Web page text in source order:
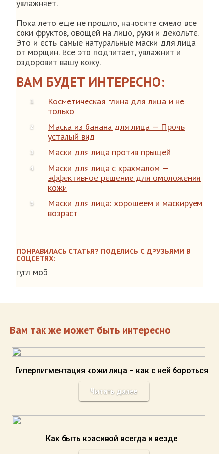
увлажняет.
Пока лето еще не прошло, наносите смело все
соки фруктов, овощей на лицо, руки и декольте.
Это и есть самые натуральные маски для лица
от морщин. Все это подпитает, увлажнит и
оздоровит вашу кожу.
ВАМ БУДЕТ ИНТЕРЕСНО:
Косметическая глина для лица и не
только
Маска из банана для лица — Прочь
усталый вид
Маски для лица против прыщей
Маски для лица с крахмалом —
эффективное решение для омоложения
кожи
Маски для лица: хорошеем и маскируем
возраст
ПОНРАВИЛАСЬ СТАТЬЯ? ПОДЕЛИСЬ С ДРУЗЬЯМИ В
СОЦСЕТЯХ:
гугл моб
Вам так же может быть интересно
Гиперпигментация кожи лица – как с ней бороться
Читать далее
Как быть красивой всегда и везде